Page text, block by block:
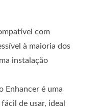
com
à maioria dos
instalação
Enhancer é uma
de usar, ideal